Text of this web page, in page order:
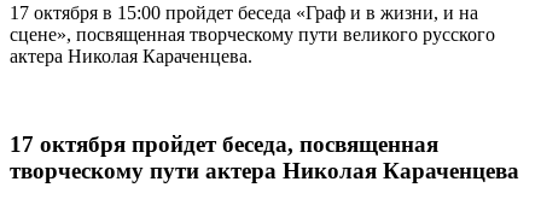
17 октября в 15:00 пройдет беседа «Граф и в жизни, и на
сцене», посвященная творческому пути великого русского
актера Николая Караченцева.
17 октября пройдет беседа, посвященная
творческому пути актера Николая Караченцева